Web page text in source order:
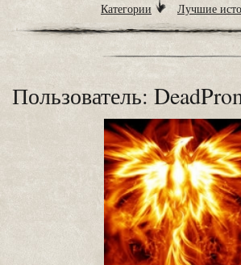
Категории Лучшие
Пользователь: